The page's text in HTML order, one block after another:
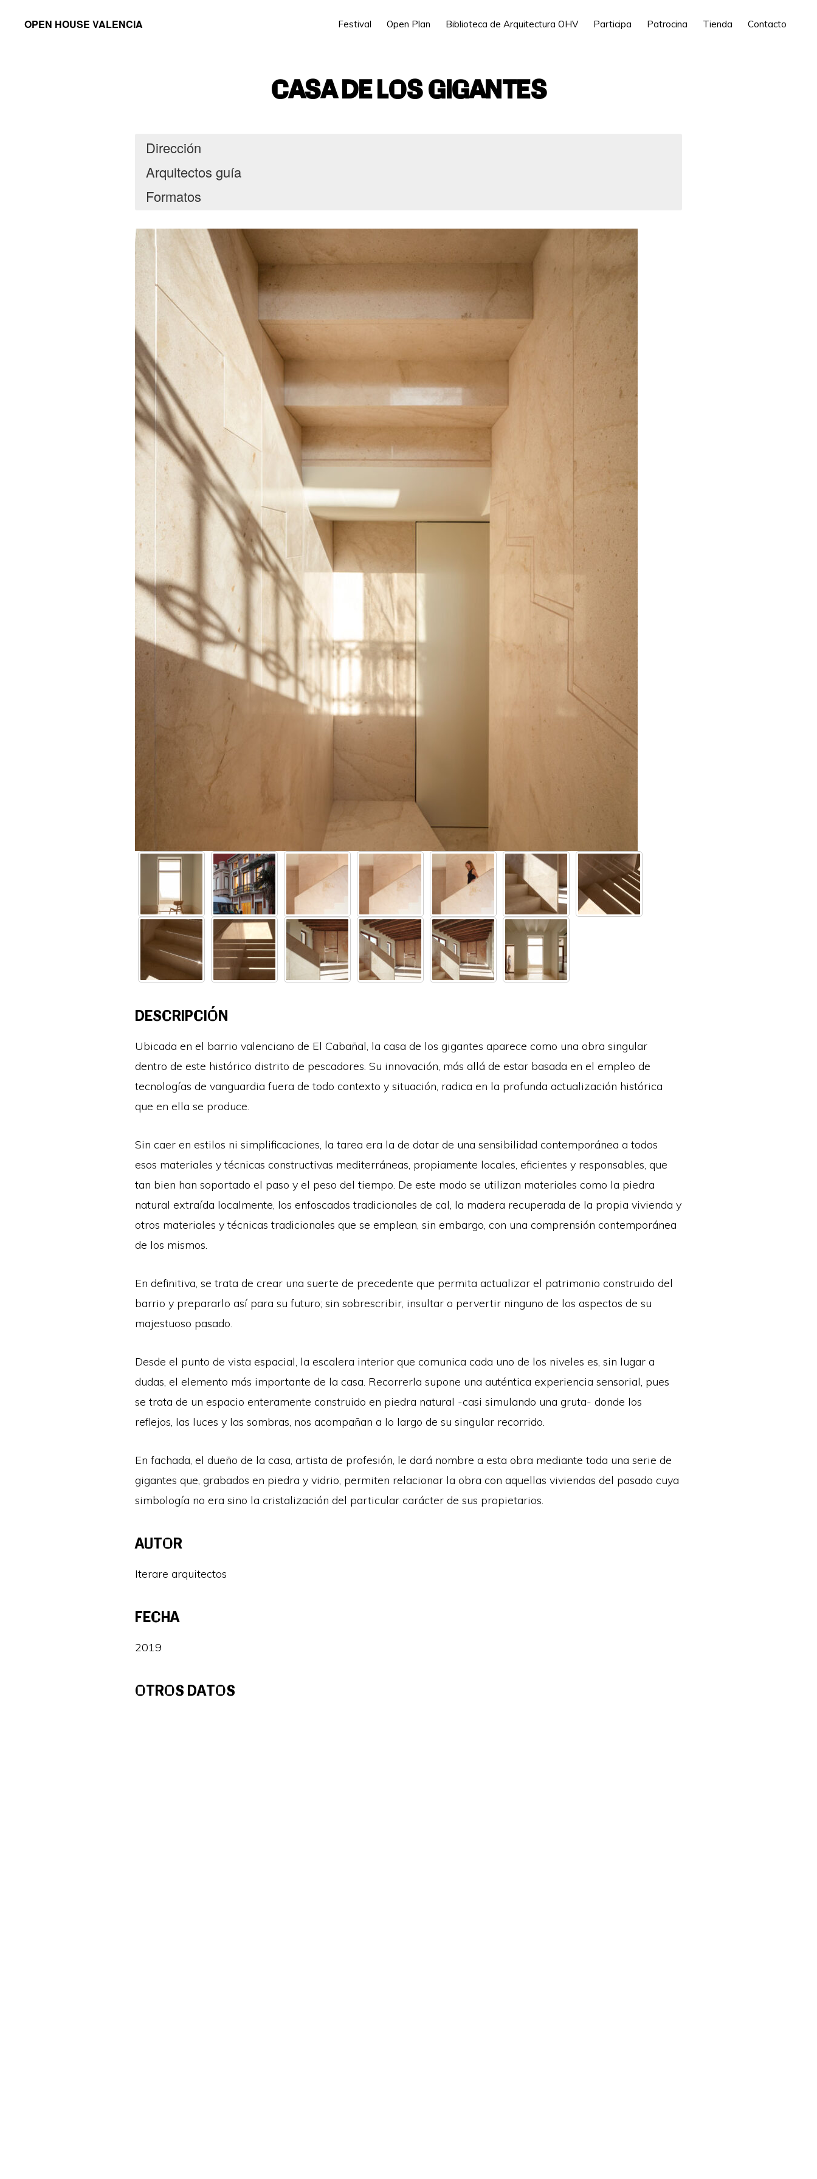
OPEN HOUSE VALENCIA Festival Open Plan Biblioteca de Arquitectura OHV Participa Patrocina Tienda Contacto
CASA DE LOS GIGANTES
Dirección
Arquitectos guía
Formatos
DESCRIPCIÓN
Ubicada en el barrio valenciano de El Cabañal, la casa de los gigantes aparece como una obra singular
dentro de este histórico distrito de pescadores. Su innovación, más allá de estar basada en el empleo de
tecnologías de vanguardia fuera de todo contexto y situación, radica en la profunda actualización histórica
que en ella se produce.
Sin caer en estilos ni simplificaciones, la tarea era la de dotar de una sensibilidad contemporánea a todos
esos materiales y técnicas constructivas mediterráneas, propiamente locales, eficientes y responsables, que
tan bien han soportado el paso y el peso del tiempo. De este modo se utilizan materiales como la piedra
natural extraída localmente, los enfoscados tradicionales de cal, la madera recuperada de la propia vivienda y
otros materiales y técnicas tradicionales que se emplean, sin embargo, con una comprensión contemporánea
de los mismos.
En definitiva, se trata de crear una suerte de precedente que permita actualizar el patrimonio construido del
barrio y prepararlo así para su futuro; sin sobrescribir, insultar o pervertir ninguno de los aspectos de su
majestuoso pasado.
Desde el punto de vista espacial, la escalera interior que comunica cada uno de los niveles es, sin lugar a
dudas, el elemento más importante de la casa. Recorrerla supone una auténtica experiencia sensorial, pues
se trata de un espacio enteramente construido en piedra natural -casi simulando una gruta- donde los
reflejos, las luces y las sombras, nos acompañan a lo largo de su singular recorrido.
En fachada, el dueño de la casa, artista de profesión, le dará nombre a esta obra mediante toda una serie de
gigantes que, grabados en piedra y vidrio, permiten relacionar la obra con aquellas viviendas del pasado cuya
simbología no era sino la cristalización del particular carácter de sus propietarios.
AUTOR
Iterare arquitectos
FECHA
2019
OTROS DATOS